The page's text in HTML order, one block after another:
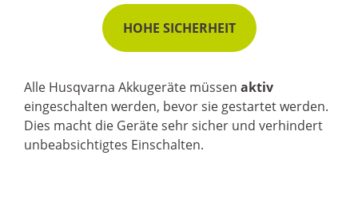
HOHE SICHERHEIT
Alle Husqvarna Akkugeräte müssen aktiv
eingeschalten werden, bevor sie gestartet werden.
Dies macht die Geräte sehr sicher und verhindert
unbeabsichtigtes Einschalten.